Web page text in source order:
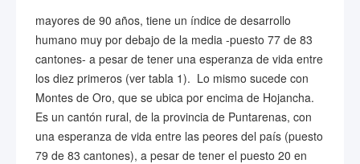
mayores de 90 años, tiene un índice de desarrollo
humano muy por debajo de la media -puesto 77 de 83
cantones- a pesar de tener una esperanza de vida entre
los diez primeros (ver tabla 1). Lo mismo sucede con
Montes de Oro, que se ubica por encima de Hojancha.
Es un cantón rural, de la provincia de Puntarenas, con
una esperanza de vida entre las peores del país (puesto
79 de 83 cantones), a pesar de tener el puesto 20 en